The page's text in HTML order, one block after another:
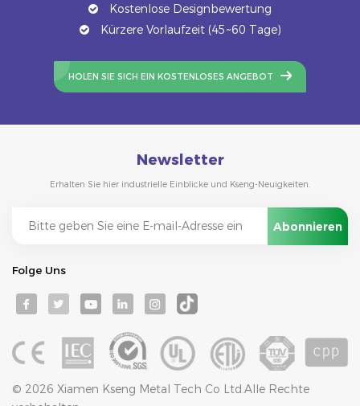
Kostenlose Designbewertung
Kürzere Vorlaufzeit (45~60 Tage)
HOLEN SIE SICH EIN KOSTENLOSES ANGEBOT
Newsletter
Erhalten Sie hier industrielle Einblicke und Kseng-Neuigkeiten.
Folge Uns
© 2026 Xiamen Kseng Metal Tech Co Ltd.Alle Rechte